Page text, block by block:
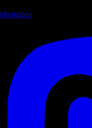
Mastodon